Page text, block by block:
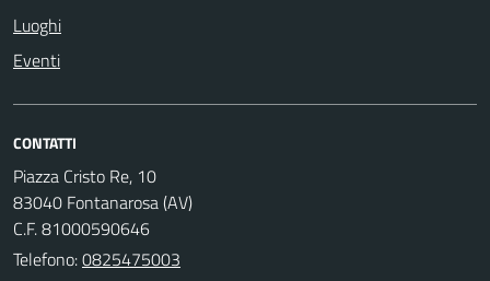
Luoghi
Eventi
CONTATTI
Piazza Cristo Re, 10
83040 Fontanarosa (AV)
C.F. 81000590646
Telefono:0825475003